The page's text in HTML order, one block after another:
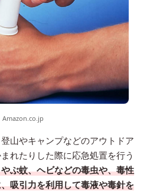
Amazon.co.jp
山やキャンプなどのアウトドア
れたりした際に応急処置を行う
ぶ蚊、ヘビなどの毒虫や、毒性
吸引力を利用して毒液や毒針を